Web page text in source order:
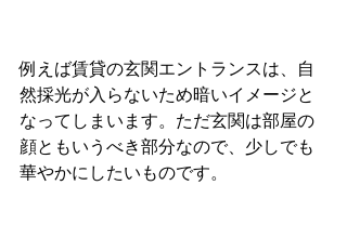
例えば賃貸の玄関エントランスは、自
然採光が入らないため暗いイメージと
なってしまいます。ただ玄関は部屋の
顔ともいうべき部分なので、少しでも
華やかにしたいものです。